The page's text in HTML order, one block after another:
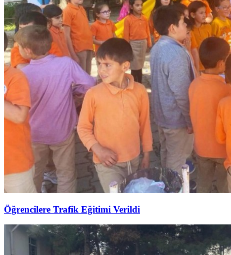
Öğrencilere Trafik Eğitimi Verildi